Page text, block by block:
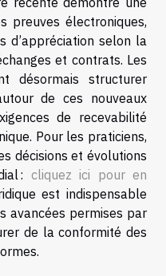
preuves électroniques,
d’appréciation selon la
et contrats. Les
désormais structurer
de ces nouveaux
de recevabilité
Pour les praticiens,
décisions et évolutions
: cliquez ici pour en
est indispensable
avancées permises par
de la conformité des